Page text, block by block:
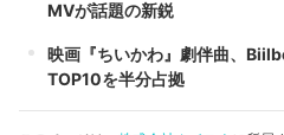
MVが話題の新鋭
映画『ちいかわ』劇伴曲、
TOP10を半分占拠